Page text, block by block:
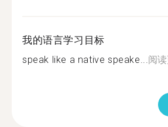
我的语言学习目标
speak like a native speake...阅